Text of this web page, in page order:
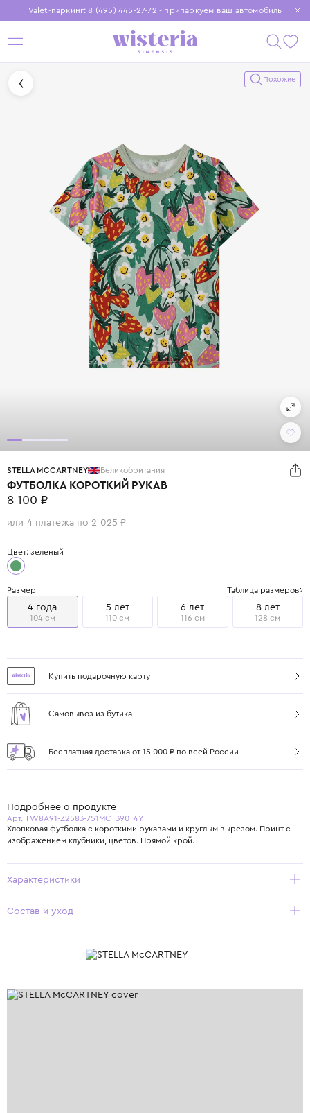
Valet-паркинг: 8 (495) 445-27-72 - припаркуем ваш автомобиль
Бесплатная доставка при заказе от 15 000 ₽
Установите приложение, чтобы покупки были еще удобнее
Похожие
STELLA MCCARTNEY Великобритания
ФУТБОЛКА КОРОТКИЙ РУКАВ
8 100 ₽
или 4 платежа по 2 025 ₽
Цвет: зеленый
Размер Таблица размеров
4 года
104 см
5 лет
110 см
6 лет
116 см
8 лет
128 см
Купить подарочную карту
Самовывоз из бутика
Бесплатная доставка от 15 000 ₽ по всей России
Подробнее о продукте
Арт. TW8A91-Z2583-751MC_390_4Y
Хлопковая футболка с короткими рукавами и круглым вырезом. Принт с
изображением клубники, цветов. Прямой крой.
Характеристики
Состав и уход